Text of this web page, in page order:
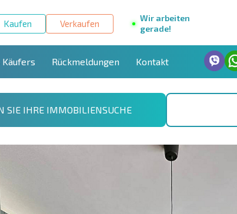
Kaufen Verkaufen
Wir arbeiten
gerade!
Käufers Rückmeldungen Kontakt
SIE IHRE IMMOBILIENSUCHE